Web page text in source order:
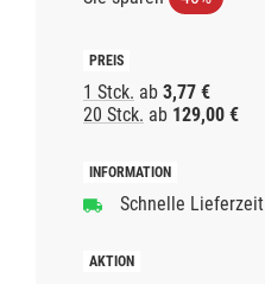
1 Stck. ab 3,77 €
20 Stck. ab 129,00 €
Schnelle Lieferzeit